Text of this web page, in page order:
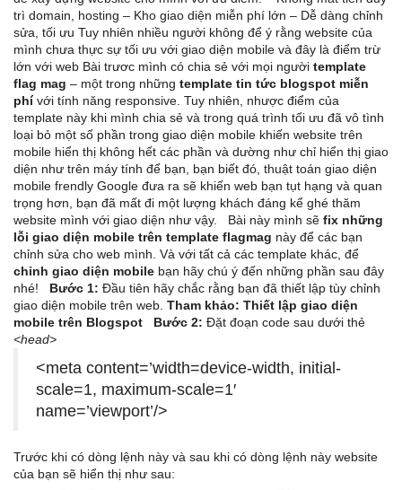
trì domain, hosting – Kho giao diện miễn phí lớn – Dễ dàng chỉnh
sửa, tối ưu Tuy nhiên nhiều người không để ý rằng website của
mình chưa thực sự tối ưu với giao diện mobile và đây là điểm trừ
lớn với web Bài trươc mình có chia sẻ với mọi người template
flag mag – một trong những template tin tức blogspot miễn
phívới tính năng responsive. Tuy nhiên, nhược điểm của
template này khi mình chia sẻ và trong quá trình tối ưu đã vô tình
loại bỏ một số phần trong giao diện mobile khiến website trên
mobile hiển thị không hết các phần và dường như chỉ hiển thị giao
diện như trên máy tính để bạn, bạn biết đó, thuật toán giao diện
mobile frendly Google đưa ra sẽ khiến web bạn tụt hạng và quan
trọng hơn, bạn đã mất đi một lượng khách đáng kể ghé thăm
website mình với giao diện như vậy. Bài này mình sẽ fix những
lỗi giao diện mobile trên template flagmag này để các bạn
chỉnh sửa cho web mình. Và với tất cả các template khác, để
chỉnh giao diện mobile bạn hãy chú ý đến những phần sau đây
nhé! Bước 1: Đầu tiên hãy chắc rằng bạn đã thiết lập tùy chỉnh
giao diện mobile trên web. Tham khảo: Thiết lập giao diện
mobile trên Blogspot
Bước 2: Đặt đoạn code sau dưới thẻ
<head>
<meta content=’width=device-width, initial-
scale=1, maximum-scale=1′
name=’viewport’/>
Trước khi có dòng lệnh này và sau khi có dòng lệnh này website
của bạn sẽ hiển thị như sau: